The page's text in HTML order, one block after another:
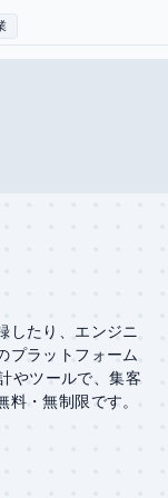
したり、エンジニ
プラットフォーム
やツールで、集客
・無制限です。